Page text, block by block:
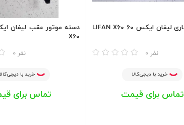
شیلنگ بخاری لیفان ایکس 60 LIFAN X60
0 نفر
خرید با دیجی‌کالا
تماس برای قیمت
X60
0 نفر
خرید با دیجی‌کالا
تماس برای